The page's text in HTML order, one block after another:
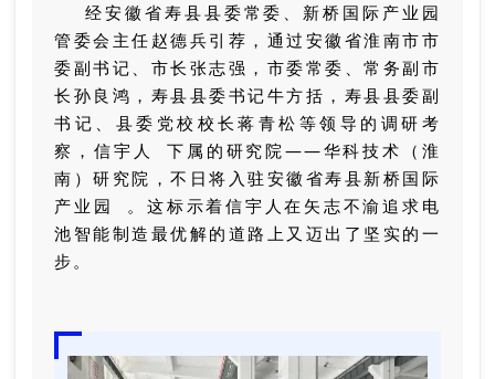
经安徽省寿县县委常委、新桥国际产业园
管委会主任赵德兵引荐，通过安徽省淮南市市
委副书记、市长张志强，市委常委、常务副市
长孙良鸿，寿县县委书记牛方括，寿县县委副
书记、县委党校校长蒋青松等领导的调研考
察，信宇人 下属的研究院——华科技术（淮
南）研究院，不日将入驻安徽省寿县新桥国际
产业园
。这标示着信宇人在矢志不渝追求电
池智能制造最优解的道路上又迈出了坚实的一
步。